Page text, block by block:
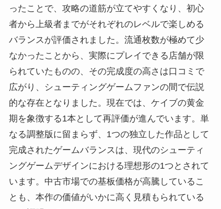
ったことで、攻略の道筋が立てやすくなり、初心
者から上級者までがそれぞれのレベルで楽しめる
バランスが評価されました。流通枚数が極めて少
なかったことから、実際にプレイできる店舗が限
られていたものの、その完成度の高さは口コミで
広がり、シューティングゲームファンの間で伝説
的な存在となりました。現在では、ケイブの黄金
期を象徴する1本として再評価が進んでいます。単
なる調整版に留まらず、1つの独立した作品として
完成されたゲームバランスは、現代のシューティ
ングゲームデザインにおける理想形の1つとされて
います。中古市場での基板価格が高騰しているこ
とも、本作の価値がいかに高く見積もられている